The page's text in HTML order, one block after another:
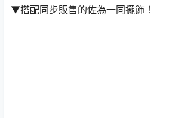
▼搭配同步販售的佐為一同擺飾！